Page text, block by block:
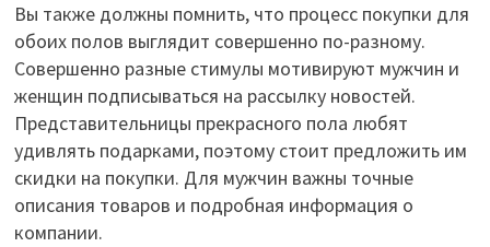
Вы также должны помнить, что процесс покупки для
обоих полов выглядит совершенно по-разному.
Совершенно разные стимулы мотивируют мужчин и
женщин подписываться на рассылку новостей.
Представительницы прекрасного пола любят
удивлять подарками, поэтому стоит предложить им
скидки на покупки. Для мужчин важны точные
описания товаров и подробная информация о
компании.